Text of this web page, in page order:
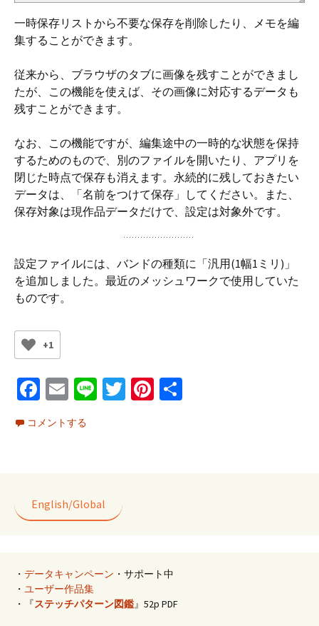
一時保存リストから不要な保存を削除したり、メモを編
集することができます。
従来から、ブラウザのタブに画像を残すことができまし
たが、この機能を使えば、その画像に対応するデータも
残すことができます。
なお、この機能ですが、編集途中の一時的な状態を保持
するためのもので、別のファイルを開いたり、アプリを
閉じた時点で保存も消えます。永続的に残しておきたい
データは、「名前をつけて保存」してください。また、
保存対象は現作品データだけで、設定は対象外です。
設定ファイルには、バンドの種類に「汎用(1幅1ミリ)」
を追加しました。最近のメッシュワークで使用していた
ものです。
+1
Fa
ce
b
k
E
m
ai
Li T
Pi
コメントする
English/Global
・ データキャンペーン ・サポート中
・ ユーザー作品集
・『ステッチパターン図鑑』52p PDF